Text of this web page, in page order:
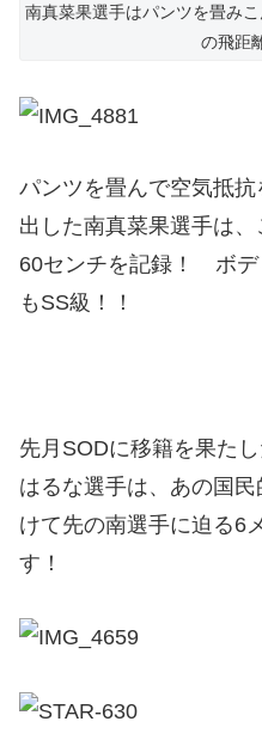
南真菜果選手はパンツを畳み
の飛距
パンツを畳んで空気抵
出した南真菜果選手は
60センチを記録！ ボデ
もSS級！！
先月SODに移籍を果た
はるな選手は、あの国
けて先の南選手に迫る6
す！